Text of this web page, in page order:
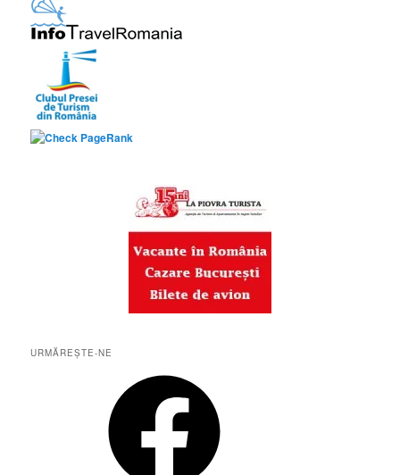
URMĂREȘTE-NE